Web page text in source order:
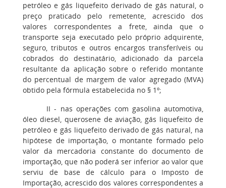
petróleo e gás liquefeito derivado de gás natural, o
preço praticado pelo remetente, acrescido dos
valores correspondentes a frete, ainda que o
transporte seja executado pelo próprio adquirente,
seguro, tributos e outros encargos transferíveis ou
cobrados do destinatário, adicionado da parcela
resultante da aplicação sobre o referido montante
do percentual de margem de valor agregado (MVA)
obtido pela fórmula estabelecida no § 1º;
II - nas operações com gasolina automotiva,
óleo diesel, querosene de aviação, gás liquefeito de
petróleo e gás liquefeito derivado de gás natural, na
hipótese de importação, o montante formado pelo
valor da mercadoria constante do documento de
importação, que não poderá ser inferior ao valor que
serviu de base de cálculo para o Imposto de
Importação, acrescido dos valores correspondentes a